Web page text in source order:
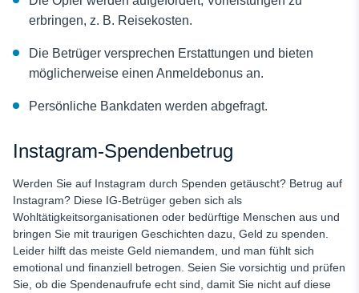
erbringen, z. B. Reisekosten.
Die Betrüger versprechen Erstattungen und bieten
möglicherweise einen Anmeldebonus an.
Persönliche Bankdaten werden abgefragt.
Instagram-Spendenbetrug
Werden Sie auf Instagram durch Spenden getäuscht? Betrug auf
Instagram? Diese IG-Betrüger geben sich als
Wohltätigkeitsorganisationen oder bedürftige Menschen aus und
bringen Sie mit traurigen Geschichten dazu, Geld zu spenden.
Leider hilft das meiste Geld niemandem, und man fühlt sich
emotional und finanziell betrogen. Seien Sie vorsichtig und prüfen
Sie, ob die Spendenaufrufe echt sind, damit Sie nicht auf diese